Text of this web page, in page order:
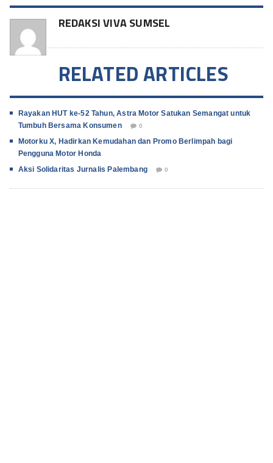
REDAKSI VIVA SUMSEL
RELATED ARTICLES
Rayakan HUT ke-52 Tahun, Astra Motor Satukan Semangat untuk
Tumbuh Bersama Konsumen
0
Motorku X, Hadirkan Kemudahan dan Promo Berlimpah bagi
Pengguna Motor Honda
Aksi Solidaritas Jurnalis Palembang
0